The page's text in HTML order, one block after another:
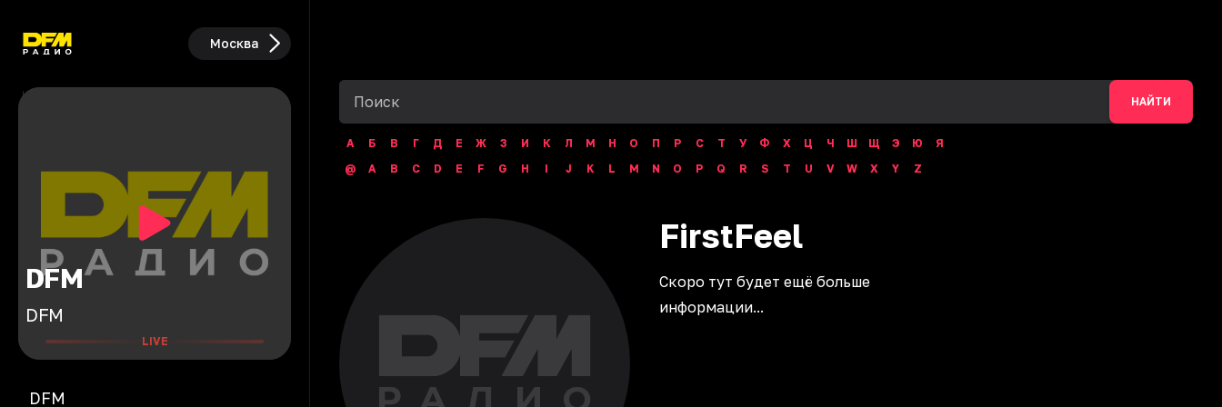
Москва
DFM
DFM
LIVE
DFM
НАЙТИ
А Б В Г Д Е Ж З И К Л М Н О П Р С Т У Ф Х Ц Ч Ш Щ Э Ю
Я
@
A B C D E F G H I J K L M N O P Q R S T U V W X Y Z
FirstFeel
Скоро тут будет ещё больше
информации...